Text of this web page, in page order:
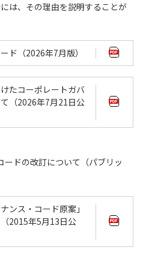
は、その理由を説明することが
ド（2026年7月版）
たコーポレートガバ
（2026年7月21日公
ードの改訂について（パブリッ
ンス・コード原案」
2015年5月13日公